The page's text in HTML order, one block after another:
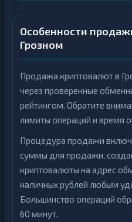
Особенности
Грозном
Продажа криптовалют в
через проверенные
рейтингом. Обратите
лимиты операций и время
Процедура продажи
суммы для продажи,
криптовалюты на адрес
наличных рублей любым
Большинство операций
60 минут.